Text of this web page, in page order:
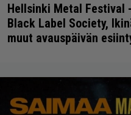
Hellsinki Metal Festival
Black Label Society,
muut avauspäivän